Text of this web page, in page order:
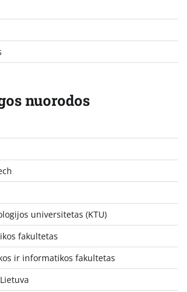
nuorodos
universitetas (KTU)
fakultetas
ir informatikos fakultetas